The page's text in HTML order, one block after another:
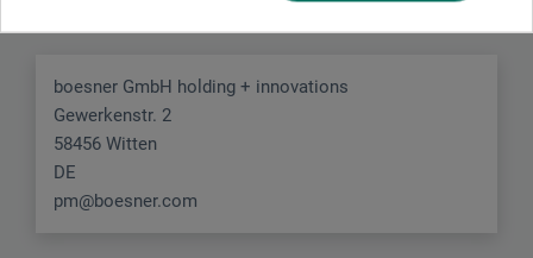
boesner GmbH holding + innovations
Gewerkenstr. 2
58456 Witten
DE
pm@boesner.com